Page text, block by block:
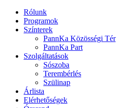
Rólunk
Programok
Színterek
PannKa Közösségi Tér
PannKa Part
Szolgáltatások
Sószoba
Terembérlés
Szülinap
Árlista
Elérhetőségek